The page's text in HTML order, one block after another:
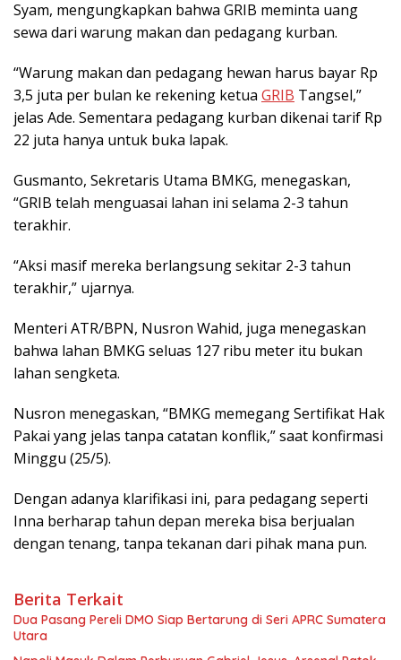
Syam, mengungkapkan bahwa GRIB meminta uang
sewa dari warung makan dan pedagang kurban.
“Warung makan dan pedagang hewan harus bayar Rp
3,5 juta per bulan ke rekening ketua GRIB Tangsel,”
jelas Ade. Sementara pedagang kurban dikenai tarif Rp
22 juta hanya untuk buka lapak.
Gusmanto, Sekretaris Utama BMKG, menegaskan,
“GRIB telah menguasai lahan ini selama 2-3 tahun
terakhir.
“Aksi masif mereka berlangsung sekitar 2-3 tahun
terakhir,” ujarnya.
Menteri ATR/BPN, Nusron Wahid, juga menegaskan
bahwa lahan BMKG seluas 127 ribu meter itu bukan
lahan sengketa.
Nusron menegaskan, “BMKG memegang Sertifikat Hak
Pakai yang jelas tanpa catatan konflik,” saat konfirmasi
Minggu (25/5).
Dengan adanya klarifikasi ini, para pedagang seperti
Inna berharap tahun depan mereka bisa berjualan
dengan tenang, tanpa tekanan dari pihak mana pun.
Berita Terkait
Dua Pasang Pereli DMO Siap Bertarung di Seri APRC Sumatera
Utara